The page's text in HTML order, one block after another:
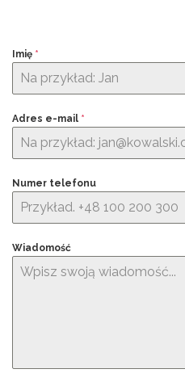
Imię *
Adres e-mail *
Numer telefonu
Wiadomość